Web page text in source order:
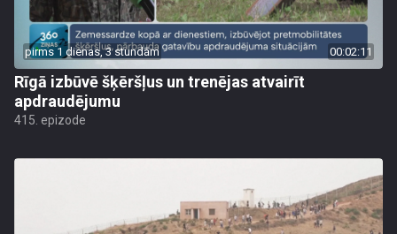
pirms 1 dienas, 3 stundām 00:02:11
Rīgā izbūvē šķēršļus un trenējas atvairīt
apdraudējumu
415. epizode